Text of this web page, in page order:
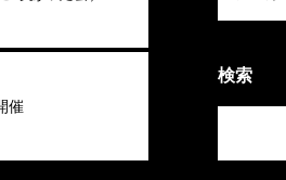
催
検索